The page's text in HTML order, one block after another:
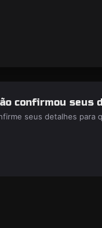
confirmou seus
seus detalhes